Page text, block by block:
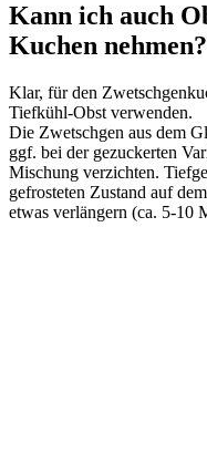
Kann ich auch
Kuchen nehmen?
Klar, für den
Tiefkühl-Obst verwenden.
Die Zwetschgen aus dem
ggf. bei der gezuckerten
Mischung verzichten.
gefrosteten Zustand auf
etwas verlängern (ca. 5-10